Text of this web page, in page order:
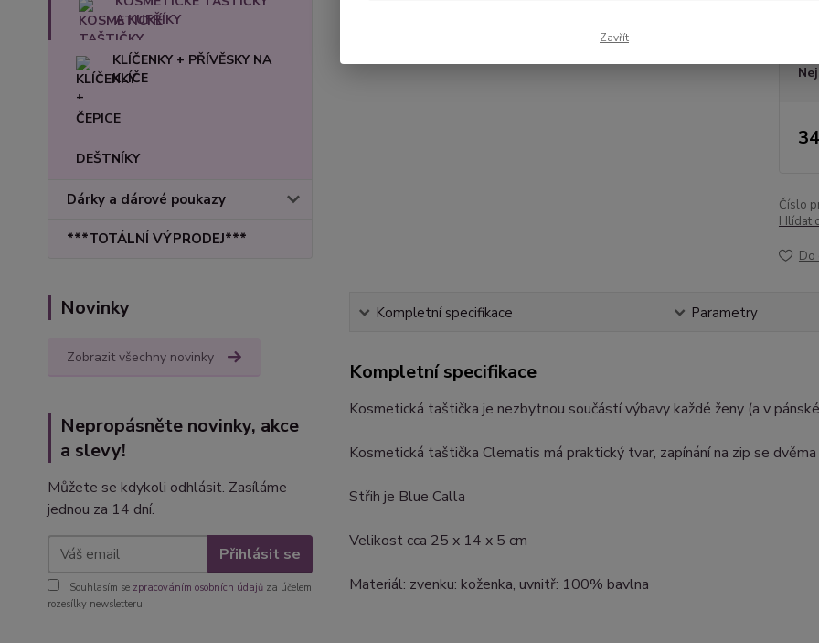
A KUFŘÍKY
KLÍČENKY + PŘÍVĚSKY NA
KLÍČE
ČEPICE
DEŠTNÍKY
Dárky a dárové poukazy
***TOTÁLNÍ VÝPRODEJ***
Novinky
Zobrazit všechny novinky
Nepropásněte novinky, akce
a slevy!
Můžete se kdykoli odhlásit. Zasíláme
jednou za 14 dní.
Přihlásit se
Souhlasím se zpracováním osobních údajů za účelem
rozesílky newsletteru.
Číslo
Hlídat
Do
Kompletní specifikace Parametry
Kompletní specifikace
Kosmetická taštička je nezbytnou součástí výbavy každé ženy (a v
Kosmetická taštička Clematis má praktický tvar, zapínání na zip se
Střih je Blue Calla
Velikost cca 25 x 14 x 5 cm
Materiál: zvenku: koženka, uvnitř: 100% bavlna
Zavřít